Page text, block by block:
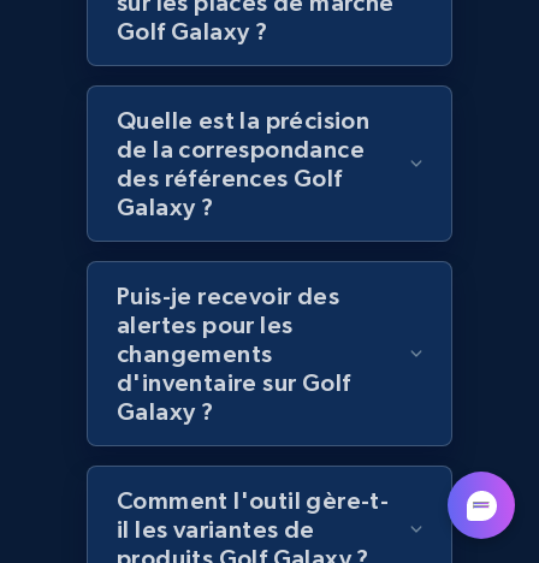
Lazada - Products - Discover products by
category URL or brand URL
URL, Title, Rating, Reviews, Initial price, Final
price, Currency, Stock, and more.
Lazada - Products - Discover products by
seller URL
URL, Title, Rating, Reviews, Initial price, Final
price, Currency, Stock, and more.
991+ 164+ Commencer
Golf Galaxy ?
Quelle est la précision
de la correspondance
des références Golf
Galaxy ?
Puis-je recevoir des
alertes pour les
changements
d'inventaire sur Golf
Galaxy ?
Comment l'outil gère-t-
il les variantes de